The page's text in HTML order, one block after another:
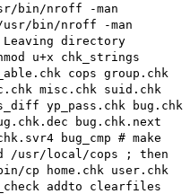
bin/nroff -man
bin/nroff -man
Leaving directory
u+x chk_strings
cops group.chk
misc.chk suid.chk
yp_pass.chk bug.chk
bug.chk.next
bug_cmp # make
local/cops ; then
home.chk user.chk
addto clearfiles